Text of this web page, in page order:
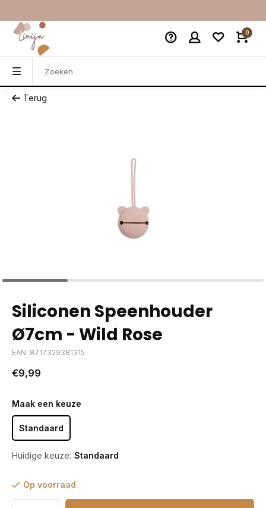
0
Terug
Siliconen Speenhouder
Ø7cm - Wild Rose
EAN: 8717329381315
€9,99
Maak een keuze
Standaard
Huidige keuze: Standaard
Op voorraad